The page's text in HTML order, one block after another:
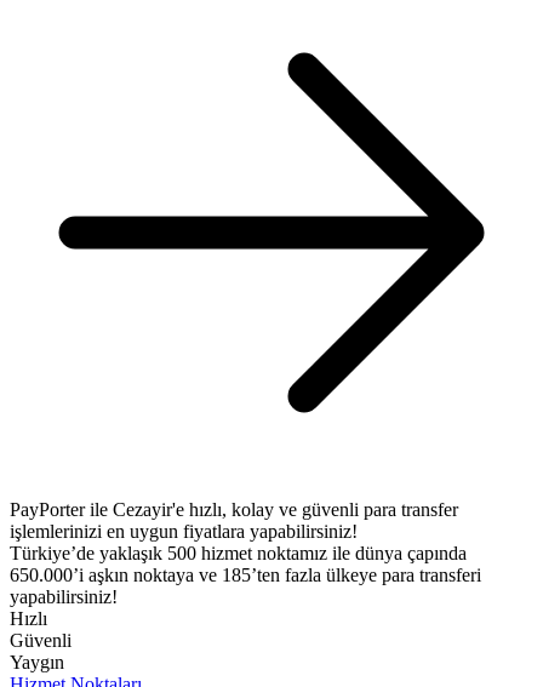
PayPorter ile Cezayir'e hızlı, kolay ve güvenli para transfer
işlemlerinizi en uygun fiyatlara yapabilirsiniz!​
Türkiye’de yaklaşık 500 hizmet noktamız ile dünya çapında
650.000’i aşkın noktaya ve 185’ten fazla ülkeye para transferi
yapabilirsiniz!
Hızlı
Güvenli
Yaygın